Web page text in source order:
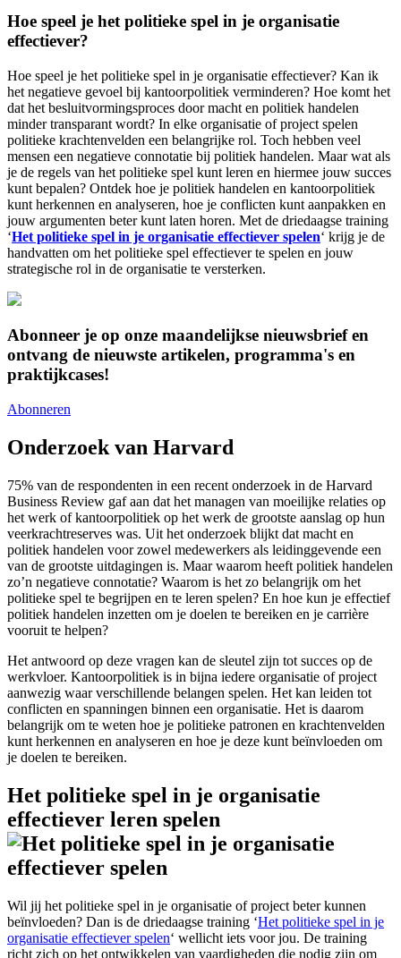
Hoe speel je het politieke spel in je organisatie
effectiever?
Hoe speel je het politieke spel in je organisatie effectiever? Kan ik
het negatieve gevoel bij kantoorpolitiek verminderen? Hoe komt het
dat het besluitvormingsproces door macht en politiek handelen
minder transparant wordt? In elke organisatie of project spelen
politieke krachtenvelden een belangrijke rol. Toch hebben veel
mensen een negatieve connotatie bij politiek handelen. Maar wat als
je de regels van het politieke spel kunt leren en hiermee jouw succes
kunt bepalen? Ontdek hoe je politiek handelen en kantoorpolitiek
kunt herkennen en analyseren, hoe je conflicten kunt aanpakken en
jouw argumenten beter kunt laten horen. Met de driedaagse training
‘Het politieke spel in je organisatie effectiever spelen‘ krijg je de
handvatten om het politieke spel effectiever te spelen en jouw
strategische rol in de organisatie te versterken.
Abonneer je op onze maandelijkse nieuwsbrief en
ontvang de nieuwste artikelen, programma's en
praktijkcases!
Abonneren
Onderzoek van Harvard
75% van de respondenten in een recent onderzoek in de Harvard
Business Review gaf aan dat het managen van moeilijke relaties op
het werk of kantoorpolitiek op het werk de grootste aanslag op hun
veerkrachtreserves was. Uit het onderzoek blijkt dat macht en
politiek handelen voor zowel medewerkers als leidinggevende een
van de grootste uitdagingen is. Maar waarom heeft politiek handelen
zo’n negatieve connotatie? Waarom is het zo belangrijk om het
politieke spel te begrijpen en te leren spelen? En hoe kun je effectief
politiek handelen inzetten om je doelen te bereiken en je carrière
vooruit te helpen?
Het antwoord op deze vragen kan de sleutel zijn tot succes op de
werkvloer. Kantoorpolitiek is in bijna iedere organisatie of project
aanwezig waar verschillende belangen spelen. Het kan leiden tot
conflicten en spanningen binnen een organisatie. Het is daarom
belangrijk om te weten hoe je politieke patronen en krachtenvelden
kunt herkennen en analyseren en hoe je deze kunt beïnvloeden om
je doelen te bereiken.
Het politieke spel in je organisatie
effectiever leren spelen
Wil jij het politieke spel in je organisatie of project beter kunnen
beïnvloeden? Dan is de driedaagse training ‘Het politieke spel in je
organisatie effectiever spelen‘ wellicht iets voor jou. De training
richt zich op het ontwikkelen van vaardigheden die nodig zijn om